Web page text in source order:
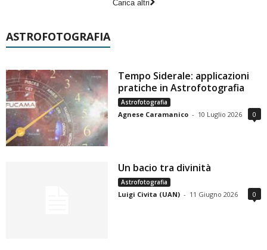
Carica altri
ASTROFOTOGRAFIA
Tempo Siderale: applicazioni
pratiche in Astrofotografia
Astrofotografia
Agnese Caramanico - 10 Luglio 2026 0
Un bacio tra divinità
Astrofotografia
Luigi Civita (UAN) - 11 Giugno 2026 0